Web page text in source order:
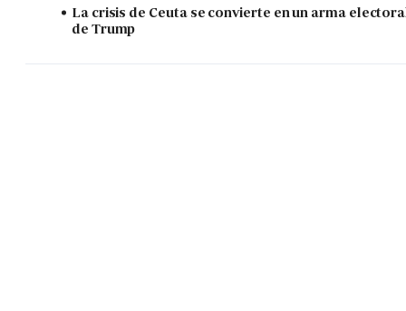
La crisis de Ceuta se convierte en un arma
de Trump